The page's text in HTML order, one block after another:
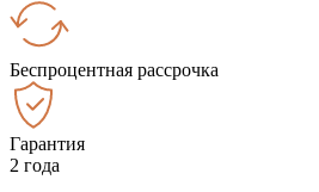
Беспроцентная рассрочка
Гарантия
2 года